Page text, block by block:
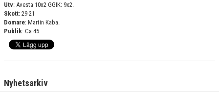
Utv: Avesta 10x2 GGIK: 9x2.
Skott: 29-21
Domare: Martin Kaba.
Publik: Ca 45.
Nyhetsarkiv